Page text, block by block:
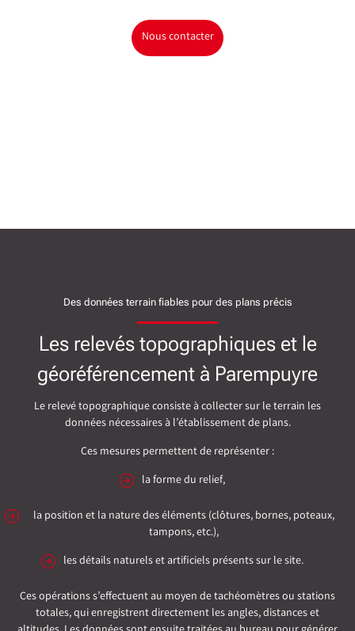
Nous contacter
Des données terrain fiables pour des plans précis
Les relevés topographiques et le
géoréférencement à Parempuyre
Le relevé topographique consiste à collecter sur le terrain les
données nécessaires à l’établissement de plans.
Ces mesures permettent de représenter :
la forme du relief,
la position et la nature des éléments (clôtures, bornes, poteaux,
tampons, etc.),
les détails naturels et artificiels présents sur le site.
Ces opérations s’effectuent au moyen de tachéomètres ou stations
totales, qui enregistrent directement les angles, distances et